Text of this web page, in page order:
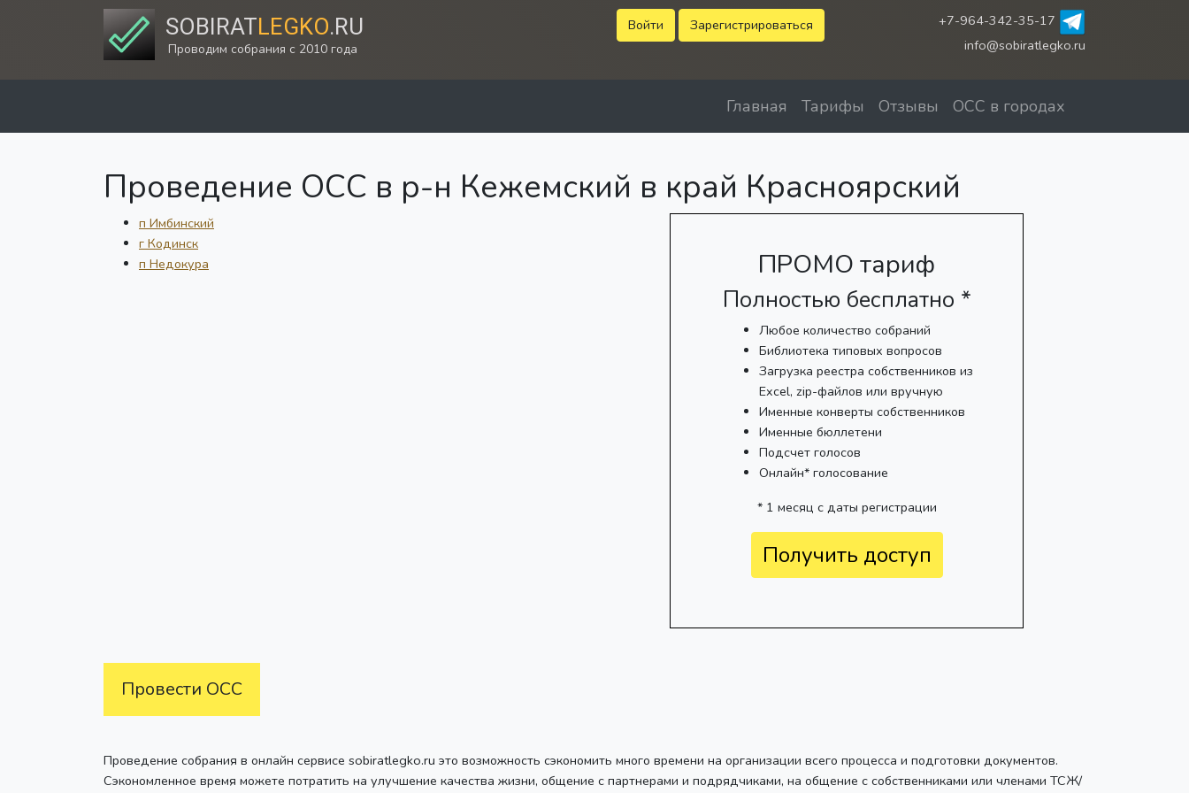
SOBIRATLEGKO.RU
Проводим собрания с 2010 года
Войти Зарегистрироваться
+7-964-342-35-17
info@sobiratlegko.ru
Главная Тарифы Отзывы ОСС в городах
Проведение ОСС в р-н Кежемский в край Красноярский
п Имбинский
г Кодинск
п Недокура
ПРОМО тариф
Полностью бесплатно *
Любое количество собраний
Библиотека типовых вопросов
Загрузка реестра собственников из
Excel, zip-файлов или вручную
Именные конверты собственников
Именные бюллетени
Подсчет голосов
Онлайн* голосование
* 1 месяц с даты регистрации
Получить доступ
Провести ОСС
Проведение собрания в онлайн сервисе sobiratlegko.ru это возможность сэкономить много времени на организации всего процесса и подготовки документов.
Сэкономленное время можете потратить на улучшение качества жизни, общение с партнерами и подрядчиками, на общение с собственниками или членами ТСЖ/